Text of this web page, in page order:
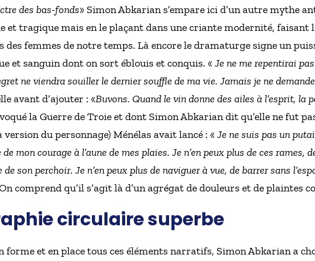
des bas-fonds» Simon Abkarian s’empare ici d’un autre mythe
et tragique mais en le plaçant dans une criante modernité, faisant
des femmes de notre temps. Là encore le dramaturge signe un
et sanguin dont on sort éblouis et conquis. « Je ne me repentirai
ne viendra souiller le dernier souffle de ma vie. Jamais je ne
avant d’ajouter : «Buvons. Quand le vin donne des ailes à l’esprit, la
la Guerre de Troie et dont Simon Abkarian dit qu’elle ne fut
version du personnage) Ménélas avait lancé : « Je ne suis pas un
mon courage à l’aune de mes plaies. Je n’en peux plus de ces rames,
son perchoir. Je n’en peux plus de naviguer à vue, de barrer sans
comprend qu’il s’agit là d’un agrégat de douleurs et de plaintes
circulaire superbe
forme et en place tous ces éléments narratifs, Simon Abkarian a